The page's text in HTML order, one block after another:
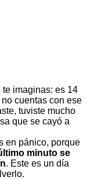
imaginas: es 14
cuentas con ese
tuviste mucho
que se cayó a
en pánico, porque
minuto se
. Este es un día